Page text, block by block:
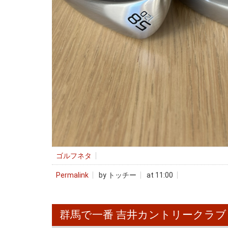
ゴルフネタ
Permalink by トッチー at 11:00
群馬で一番 吉井カントリークラブ